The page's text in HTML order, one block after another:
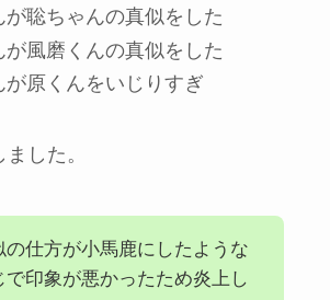
聡ちゃんの真似をした
風磨くんの真似をした
原くんをいじりすぎ
した。
の仕方が小馬鹿にしたような
で印象が悪かったため炎上し